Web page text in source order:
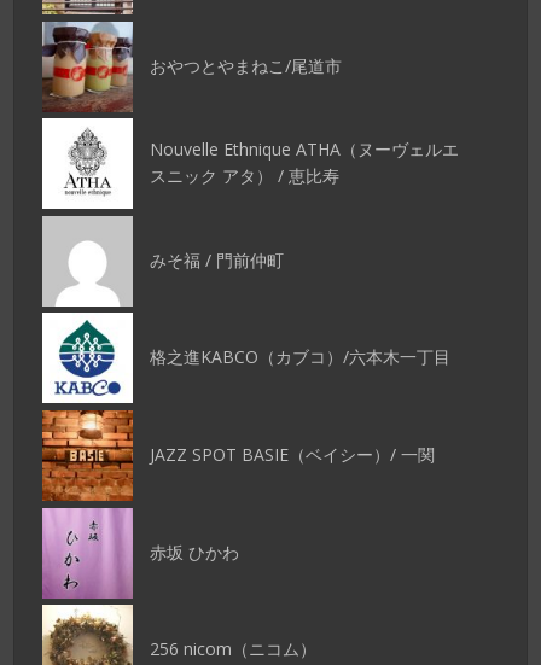
おやつとやまねこ/尾道市
Nouvelle Ethnique ATHA（ヌーヴェルエ
スニック アタ） / 恵比寿
みそ福 / 門前仲町
格之進KABCO（カブコ）/六本木一丁目
JAZZ SPOT BASIE（ベイシー）/ 一関
赤坂 ひかわ
256 nicom（ニコム）